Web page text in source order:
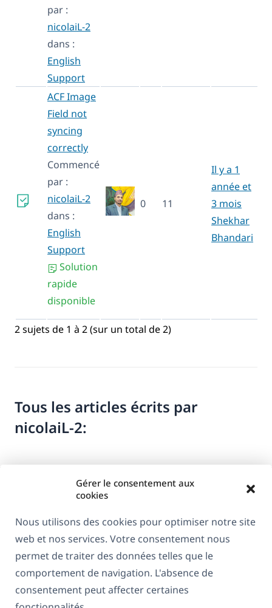
Gérer le consentement aux
cookies
Nous utilisons des cookies pour optimiser notre site
web et nos services. Votre consentement nous
permet de traiter des données telles que le
comportement de navigation. L'absence de
consentement peut affecter certaines
par :
nicolaiL-2
dans :
English
Support
ACF Image
Field not
syncing
correctly
Commencé
par :
nicolaiL-2
dans :
English
Support
Solution
rapide
disponible
0 11
Il y a 1
année et
3 mois
Shekhar
Bhandari
2 sujets de 1 à 2 (sur un total de 2)
Tous les articles écrits par
nicolaiL-2:
À propos de WPML
RGPD & Politique de confidentialité
Rejoignez notre équipe